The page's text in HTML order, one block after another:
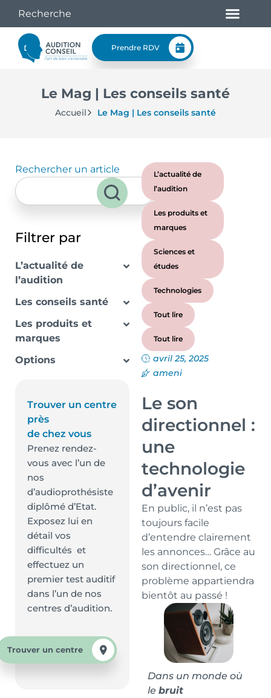
Prendre RDV
Le Mag | Les conseils santé
Accueil Le Mag | Les conseils santé
Rechercher un article
Filtrer par
L’actualité de
l’audition
Les conseils santé
Les produits et
marques
Options
Trouver un centre
près
de chez vous
Prenez rendez-
vous avec l’un de
nos
d’audioprothésiste
diplômé d’Etat.
Exposez lui en
détail vos
difficultés et
effectuez un
premier test auditif
dans l’un de nos
centres d’audition.
Trouver un centre
L’actualité de
l’audition
Les produits et
marques
Sciences et
études
Technologies
Tout lire
Tout lire
avril 25, 2025
ameni
Le son
directionnel :
une
technologie
d’avenir
En public, il n’est pas
toujours facile
d’entendre clairement
les annonces… Grâce au
son directionnel, ce
problème appartiendra
bientôt au passé !
Dans un monde où
le bruit